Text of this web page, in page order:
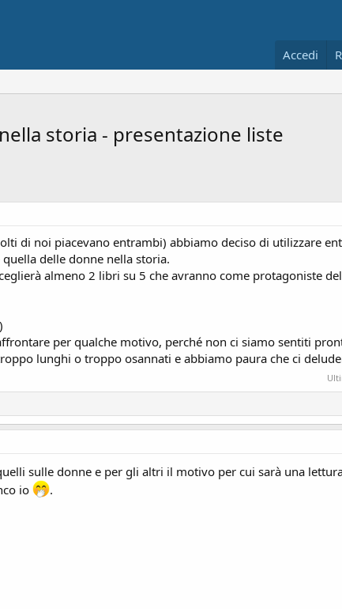
Accedi
storia - presentazione liste
di noi piacevano entrambi) abbiamo deciso di utilizzare
delle donne nella storia.
almeno 2 libri su 5 che avranno come protagoniste
per qualche motivo, perché non ci siamo sentiti
lunghi o troppo osannati e abbiamo paura che ci
sulle donne e per gli altri il motivo per cui sarà una
io
.